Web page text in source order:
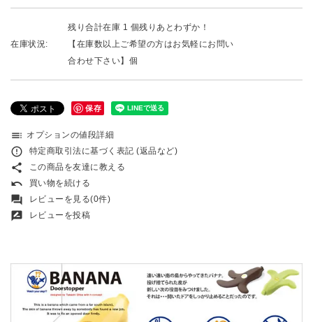
在庫状況:
残り合計在庫 1 個残りあとわずか！
【在庫数以上ご希望の方はお気軽にお問い
合わせ下さい】個
保存
toc オプションの値段詳細
error_outline 特定商取引法に基づく表記 (返品など)
share この商品を友達に教える
undo 買い物を続ける
forum レビューを見る(0件)
rate_review レビューを投稿